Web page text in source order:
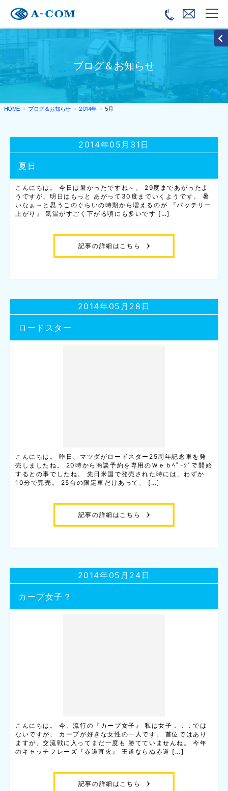
ブログ＆お知らせ
HOME ブログ＆お知らせ 2014年 5月
夏日
2014年05月31日
こんにちは。 今日は暑かったですね～。 29度まであがったよ
うですが、明日はもっと あがって30度までいくようです。 暑
いなぁ～と思うこのぐらいの時期から増えるのが 『バッテリー
上がり』 気温がすごく下がる頃にも多いです […]
記事の詳細はこちら
ロードスター
2014年05月28日
こんにちは。 昨日、マツダがロードスター25周年記念車を発
売しましたね。 20時から商談予約を専用のＷｅｂﾍﾟｰｼﾞで開始
するとの事でしたね。 先日米国で発売された時には、わずか
10分で完売。 25台の限定車だけあって、 […]
記事の詳細はこちら
カープ女子？
2014年05月24日
こんにちは。 今、流行の『カープ女子』 私は女子．．．では
ないですが、 カープが好きな女性の一人です。 首位ではあり
ますが、交流戦に入ってまだ一度も 勝てていませんね。 今年
のキャッチフレーズ『赤道直火』 王道ならぬ赤道 […]
記事の詳細はこちら